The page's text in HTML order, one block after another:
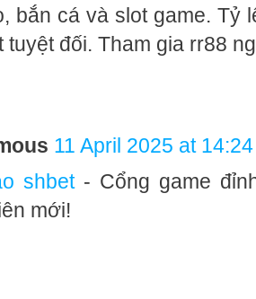
bắn cá và slot game. Tỷ
tuyệt đối. Tham gia rr88
11 April 2025 at 14:24
shbet- Cổng game
mới!